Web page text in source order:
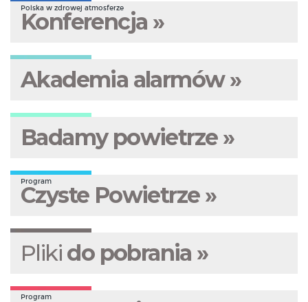
Polska w zdrowej atmosferze
Konferencja »
Akademia alarmów »
Badamy powietrze »
Program
Czyste Powietrze »
Pliki do pobrania »
Program